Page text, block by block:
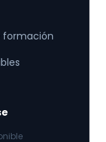
formación